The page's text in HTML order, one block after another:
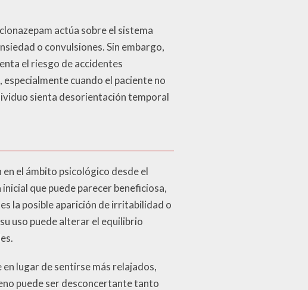
actúa sobre el sistema
o convulsiones. Sin embargo,
el riesgo de accidentes
cuando el paciente no
sienta desorientación temporal
el ámbito psicológico desde el
que puede parecer beneficiosa,
la posible aparición de irritabilidad o
uso puede alterar el equilibrio
lugar de sentirse más relajados,
puede ser desconcertante tanto